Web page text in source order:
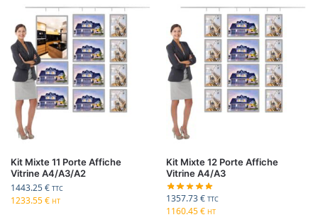
Kit Mixte 11 Porte Affiche
Vitrine A4/A3/A2
1443.25€ TTC
1233.55€ HT
Kit Mixte 12 Porte Affiche
Vitrine A4/A3
1357.73€ TTC
1160.45€ HT